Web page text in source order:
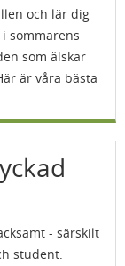
och lär dig
sommarens
som älskar
är våra bästa
- särskilt
student.